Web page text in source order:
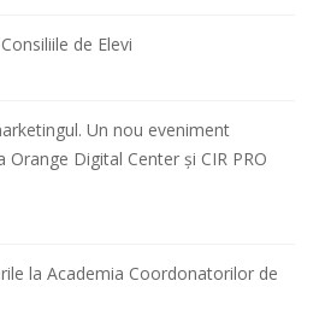
de Elevi
Un nou eveniment
Digital Center și CIR PRO
la Academia Coordonatorilor de